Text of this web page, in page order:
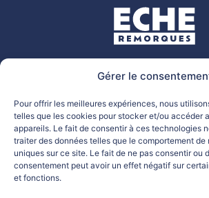
Gérer le
Pour offrir les meilleures expériences, nous
telles que les cookies pour stocker et/ou accéder
appareils. Le fait de consentir à ces technologies
traiter des données telles que le comportement de
uniques sur ce site. Le fait de ne pas consentir ou
consentement peut avoir un effet négatif sur
et fonctions.
Nous contacter
05 65 42 73 54